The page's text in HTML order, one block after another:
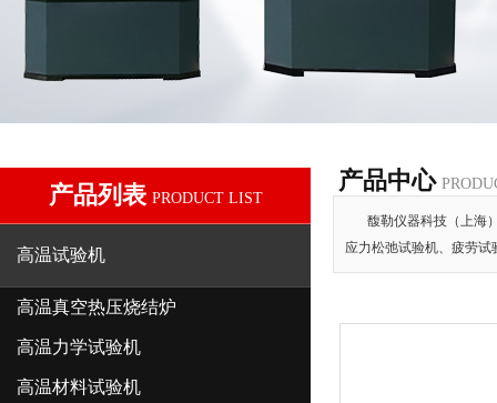
产品列表 PRODUCT LIST
高温试验机
高温真空热压烧结炉
高温力学试验机
高温材料试验机
产品中心
馥勒仪器科技（上海
应力松弛试验机、疲劳